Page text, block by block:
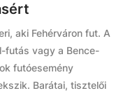
aki Fehérváron fut. A
futás vagy a Bence-
futóesemény
Barátai, tisztelői